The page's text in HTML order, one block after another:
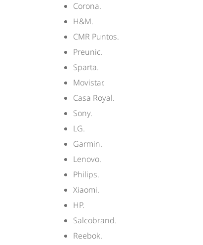
Corona.
H&M.
CMR Puntos.
Preunic.
Sparta.
Movistar.
Casa Royal.
Sony.
LG.
Garmin.
Lenovo.
Philips.
Xiaomi.
HP.
Salcobrand.
Reebok.